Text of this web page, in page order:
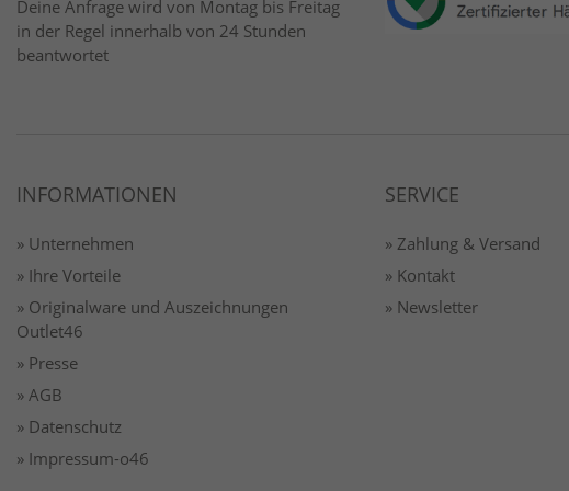
Deine Anfrage wird von Montag bis Freitag
in der Regel innerhalb von 24 Stunden
beantwortet
INFORMATIONEN
» Unternehmen
» Ihre Vorteile
» Originalware und Auszeichnungen
Outlet46
» Presse
» AGB
» Datenschutz
» Impressum-o46
SERVICE
» Zahlung & Versand
» Kontakt
» Newsletter